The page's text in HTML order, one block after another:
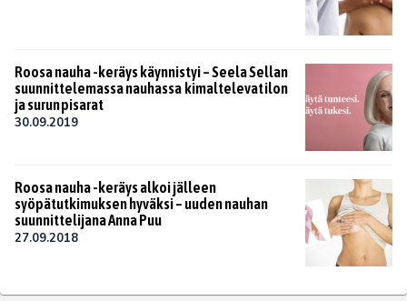
Roosa nauha -keräys käynnistyi – Seela Sellan
suunnittelemassa nauhassa kimaltelevat ilon
ja surun pisarat
30.09.2019
Roosa nauha -keräys alkoi jälleen
syöpätutkimuksen hyväksi – uuden nauhan
suunnittelijana Anna Puu
27.09.2018